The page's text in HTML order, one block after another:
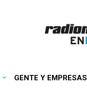
GENTE Y EMPRESAS